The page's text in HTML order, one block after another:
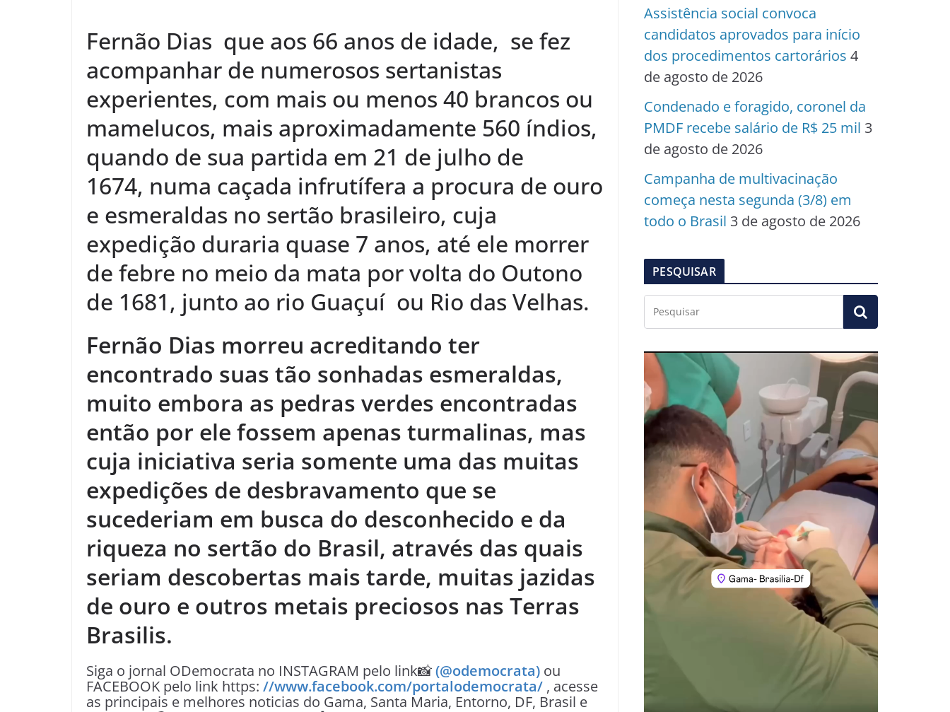
Fernão Dias que aos 66 anos de idade, se fez
acompanhar de numerosos sertanistas
experientes, com mais ou menos 40 brancos ou
mamelucos, mais aproximadamente 560 índios,
quando de sua partida em 21 de julho de
1674, numa caçada infrutífera a procura de ouro
e esmeraldas no sertão brasileiro, cuja
expedição duraria quase 7 anos, até ele morrer
de febre no meio da mata por volta do Outono
de 1681, junto ao rio Guaçuí ou Rio das Velhas.
Fernão Dias morreu acreditando ter
encontrado suas tão sonhadas esmeraldas,
muito embora as pedras verdes encontradas
então por ele fossem apenas turmalinas, mas
cuja iniciativa seria somente uma das muitas
expedições de desbravamento que se
sucederiam em busca do desconhecido e da
riqueza no sertão do Brasil, através das quais
seriam descobertas mais tarde, muitas jazidas
de ouro e outros metais preciosos nas Terras
Brasilis.
Siga o jornal ODemocrata no INSTAGRAM pelo link📸(@odemocrata) ou
FACEBOOK pelo link https: //www.facebook.com/portalodemocrata/ , acesse
as principais e melhores noticias do Gama, Santa Maria, Entorno, DF, Brasil e
Assistência social convoca
candidatos aprovados para início
dos procedimentos cartorários 4
de agosto de 2026
Condenado e foragido, coronel da
PMDF recebe salário de R$ 25 mil 3
de agosto de 2026
Campanha de multivacinação
começa nesta segunda (3/8) em
todo o Brasil 3 de agosto de 2026
PESQUISAR